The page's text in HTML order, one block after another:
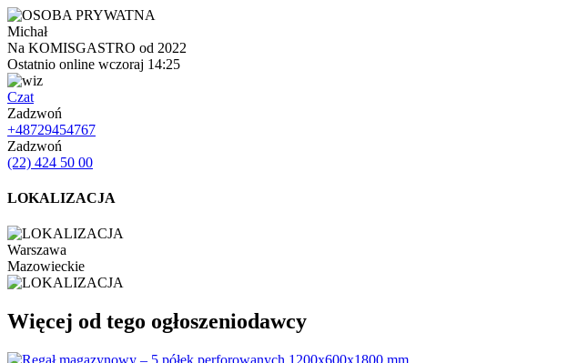
Michał
Na KOMISGASTRO od 2022
Ostatnio online wczoraj 14:25
Czat
Zadzwoń
+48729454767
Zadzwoń
(22) 424 50 00
LOKALIZACJA
Warszawa
Mazowieckie
Więcej od tego ogłoszeniodawcy